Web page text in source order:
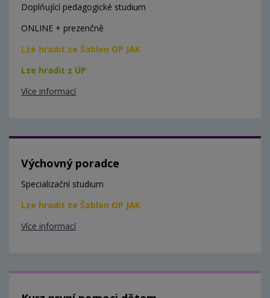
Doplňující pedagogické studium
ONLINE + prezenčně
Lze hradit ze Šablon OP JAK
Lze hradit z ÚP
Více informací
Výchovný poradce
Specializační studium
Lze hradit ze Šablon OP JAK
Více informací